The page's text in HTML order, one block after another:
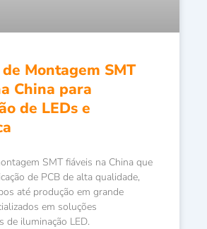
Montagem SMT
China para
de LEDs e
SMT fiáveis na China que
de PCB de alta qualidade,
até produção em grande
em soluções
de iluminação LED.